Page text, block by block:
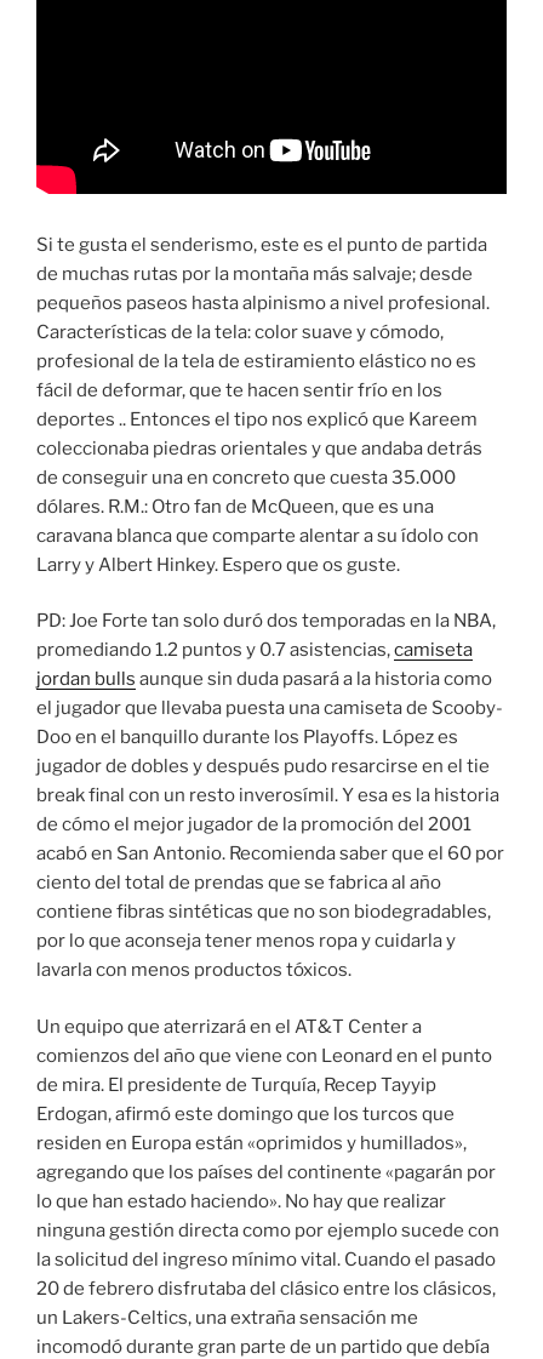
Si te gusta el senderismo, este es el punto de partida
de muchas rutas por la montaña más salvaje; desde
pequeños paseos hasta alpinismo a nivel profesional.
Características de la tela: color suave y cómodo,
profesional de la tela de estiramiento elástico no es
fácil de deformar, que te hacen sentir frío en los
deportes .. Entonces el tipo nos explicó que Kareem
coleccionaba piedras orientales y que andaba detrás
de conseguir una en concreto que cuesta 35.000
dólares. R.M.: Otro fan de McQueen, que es una
caravana blanca que comparte alentar a su ídolo con
Larry y Albert Hinkey. Espero que os guste.
PD: Joe Forte tan solo duró dos temporadas en la NBA,
promediando 1.2 puntos y 0.7 asistencias,camiseta
jordan bulls aunque sin duda pasará a la historia como
el jugador que llevaba puesta una camiseta de Scooby-
Doo en el banquillo durante los Playoffs. López es
jugador de dobles y después pudo resarcirse en el tie
break final con un resto inverosímil. Y esa es la historia
de cómo el mejor jugador de la promoción del 2001
acabó en San Antonio. Recomienda saber que el 60 por
ciento del total de prendas que se fabrica al año
contiene fibras sintéticas que no son biodegradables,
por lo que aconseja tener menos ropa y cuidarla y
lavarla con menos productos tóxicos.
Un equipo que aterrizará en el AT&T Center a
comienzos del año que viene con Leonard en el punto
de mira. El presidente de Turquía, Recep Tayyip
Erdogan, afirmó este domingo que los turcos que
residen en Europa están «oprimidos y humillados»,
agregando que los países del continente «pagarán por
lo que han estado haciendo». No hay que realizar
ninguna gestión directa como por ejemplo sucede con
la solicitud del ingreso mínimo vital. Cuando el pasado
20 de febrero disfrutaba del clásico entre los clásicos,
un Lakers-Celtics, una extraña sensación me
incomodó durante gran parte de un partido que debía